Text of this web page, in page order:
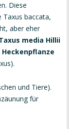
Diese
Taxus baccata,
aber eher
media Hillii
Heckenpflanze
und Tiere).
für